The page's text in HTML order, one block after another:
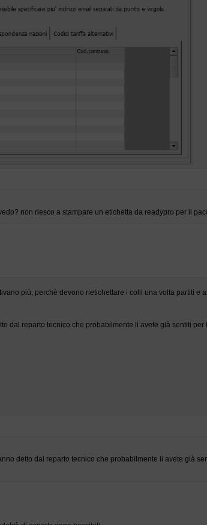
non riesco a stampare un etichetta da readypro per il
più, perchè devono rietichettare i colli una volta partiti e
dal reparto tecnico che probabilmente li avete già sentiti per
detto dal reparto tecnico che probabilmente li avete già